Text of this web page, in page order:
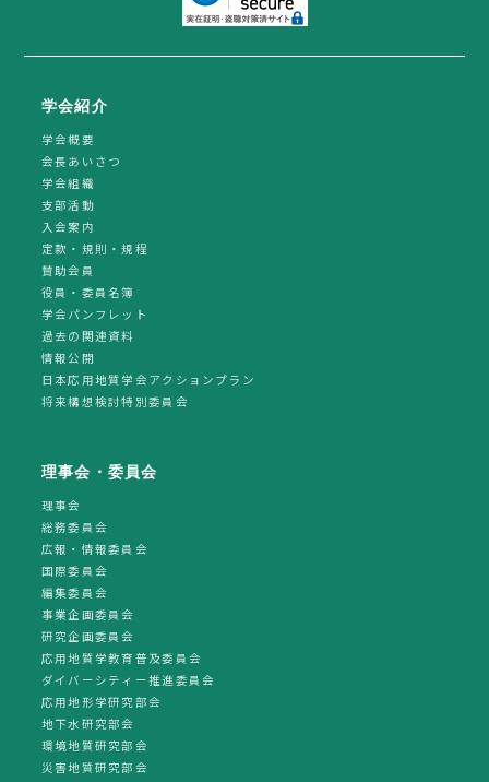
学会紹介
学会概要
会長あいさつ
学会組織
支部活動
入会案内
定款・規則・規程
賛助会員
役員・委員名簿
学会パンフレット
過去の関連資料
情報公開
日本応用地質学会アクションプラン
将来構想検討特別委員会
理事会・委員会
理事会
総務委員会
広報・情報委員会
国際委員会
編集委員会
事業企画委員会
研究企画委員会
応用地質学教育普及委員会
ダイバーシティー推進委員会
応用地形学研究部会
地下水研究部会
環境地質研究部会
災害地質研究部会